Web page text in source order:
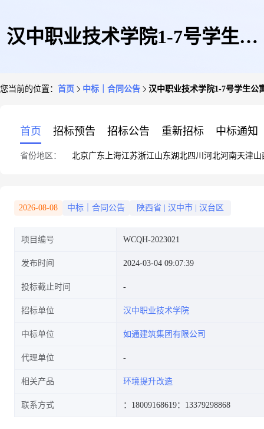
汉中职业技术学院1-7号学生公
您当前的位置： 首页 中标｜合同公告 汉中职业技术学院1-7号学生公
首页 招标预告 招标公告 重新招标 中标通知
省份地区： 北京广东 上海江苏浙江山东湖北四川 河北河南天津山
2026-08-08 中标｜合同公告 陕西省 汉中市 汉台区
项目编号 WCQH-2023021
发布时间 2024-03-04 09:07:39
投标截止时间
招标单位 汉中职业技术学院
中标单位 如通建筑集团有限公司
代理单位
相关产品 环境提升改造
联系方式 ：18009168619：13379298868